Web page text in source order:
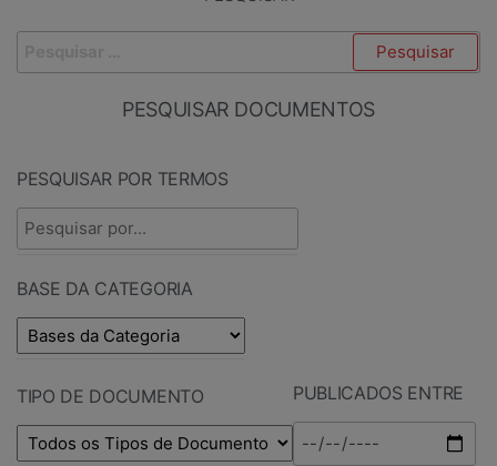
PESQUISAR DOCUMENTOS
PESQUISAR POR TERMOS
BASE DA CATEGORIA
TIPO DE DOCUMENTO PUBLICADOS ENTRE